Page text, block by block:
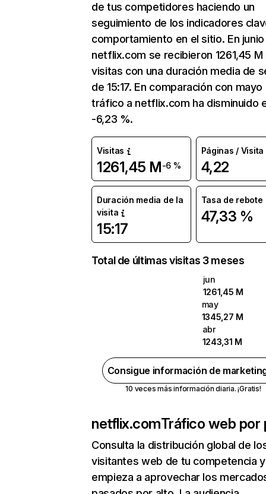
de tus competidores haciendo un
seguimiento de los indicadores
comportamiento en el sitio. En junio
netflix.com se recibieron 1261,45 M
visitas con una duración media de
de 15:17. En comparación con mayo
tráfico a netflix.com ha disminuido
-6,23 %.
Visitas
1261,45 M-6 %
Páginas / Visita
4,22
Duración media de la
visita
15:17
Tasa de rebote
47,33 %
Total de últimas visitas 3 meses
jun
1261,45 M
may
1345,27 M
abr
1243,31 M
Consigue información de
10 veces más información diaria. ¡Gratis!
netflix.comTráfico web por
Consulta la distribución global de
visitantes web de tu competencia y
empieza a aprovechar los